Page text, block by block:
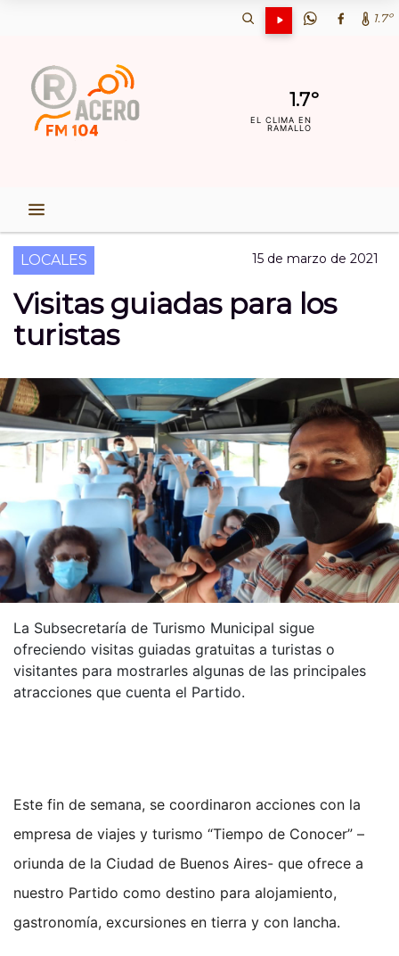
1.7º
1.7º
EL CLIMA EN
RAMALLO
LOCALES 15 de marzo de 2021
Visitas guiadas para los
turistas
La Subsecretaría de Turismo Municipal sigue
ofreciendo visitas guiadas gratuitas a turistas o
visitantes para mostrarles algunas de las principales
atracciones que cuenta el Partido.
Este fin de semana, se coordinaron acciones con la
empresa de viajes y turismo “Tiempo de Conocer” –
oriunda de la Ciudad de Buenos Aires- que ofrece a
nuestro Partido como destino para alojamiento,
gastronomía, excursiones en tierra y con lancha.